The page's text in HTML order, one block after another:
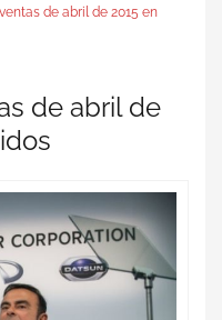
de abril de 2015 en
de abril de